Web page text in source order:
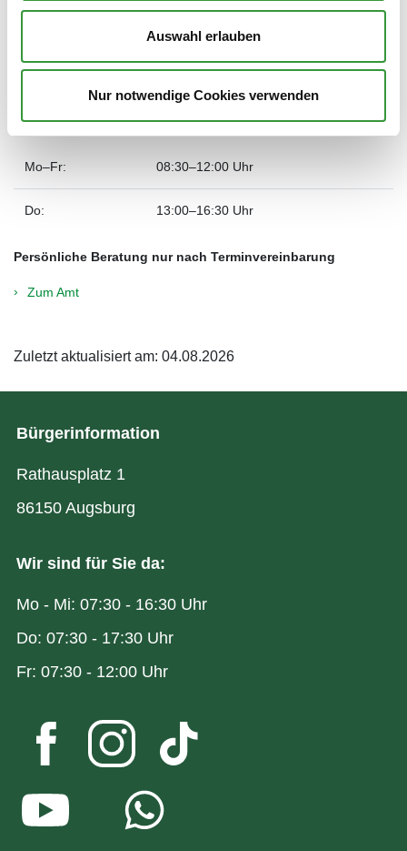
Auswahl erlauben
Nur notwendige Cookies verwenden
Leiterin Julia Asam
Wir sind telefonisch für Sie da:
Mo–Fr: 08:30–12:00 Uhr
Do: 13:00–16:30 Uhr
Persönliche Beratung nur nach Terminvereinbarung
Zum Amt
Zuletzt aktualisiert am: 04.08.2026
Bürgerinformation
Rathausplatz 1
86150 Augsburg
Wir sind für Sie da:
Mo - Mi: 07:30 - 16:30 Uhr
Do: 07:30 - 17:30 Uhr
Fr: 07:30 - 12:00 Uhr